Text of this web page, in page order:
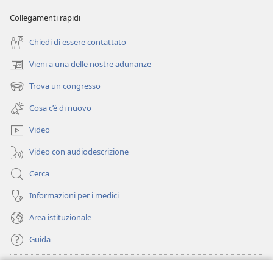
Collegamenti rapidi
Chiedi di essere contattato
Vieni a una delle nostre adunanze
(apre
una
nuova
finestra)
Trova un congresso
(apre
una
nuova
finestra)
Cosa c’è di nuovo
Video
Video con audiodescrizione
Cerca
Informazioni per i medici
Area istituzionale
Guida